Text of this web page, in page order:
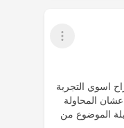
عرض القائمة
اسوي التجربة
المحاولة
الموضوع من